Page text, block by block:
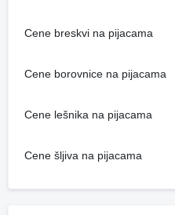
Cene breskvi na pijacama
Cene borovnice na pijacama
Cene lešnika na pijacama
Cene šljiva na pijacama